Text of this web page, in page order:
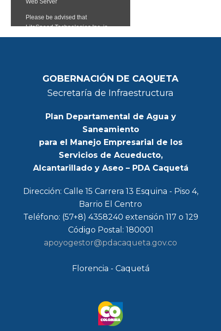
GOBERNACIÓN DE CAQUETA
Secretaría de Infraestructura
Plan Departamental de Agua y
Saneamiento
para el Manejo Empresarial de los
Servicios de Acueducto,
Alcantarillado y Aseo – PDA Caquetá
Dirección: Calle 15 Carrera 13 Esquina - Piso 4,
Barrio El Centro
Teléfono: (57+8) 4358240 extensión 117 o 129
Código Postal: 180001
apoyogestor@pdacaqueta.gov.co
Florencia - Caquetá